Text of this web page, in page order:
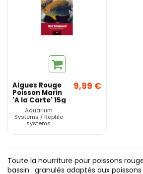
Algues Rouge
Poisson Marin
'A la Carte' 15g
- Aquarium
Systems
Aquarium
Systems / Reptile
systems
9,99 €
Toute la nourriture pour poissons
bassin : granulés adaptés aux poissons